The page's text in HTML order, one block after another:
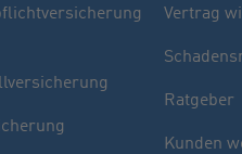
Vertrag
Ratgeber
Kunden